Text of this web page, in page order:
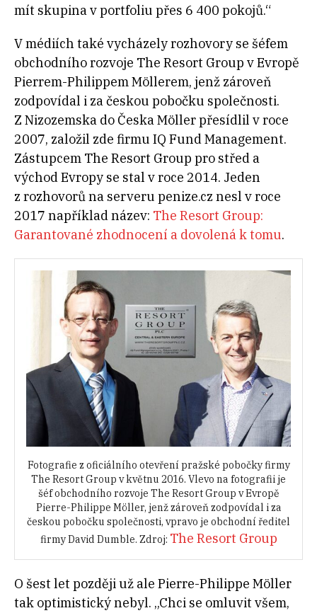
mít skupina v portfoliu přes 6 400 pokojů.“
V médiích také vycházely rozhovory se šéfem
obchodního rozvoje The Resort Group v Evropě
Pierrem-Philippem Möllerem, jenž zároveň
zodpovídal i za českou pobočku společnosti.
Z Nizozemska do Česka Möller přesídlil v roce
2007, založil zde firmu IQ Fund Management.
Zástupcem The Resort Group pro střed a
východ Evropy se stal v roce 2014. Jeden
z rozhovorů na serveru penize.cz nesl v roce
2017 například název: The Resort Group:
Garantované zhodnocení a dovolená k tomu.
Fotografie z oficiálního otevření pražské pobočky firmy
The Resort Group v květnu 2016. Vlevo na fotografii je
šéf obchodního rozvoje The Resort Group v Evropě
Pierre-Philippe Möller, jenž zároveň zodpovídal i za
českou pobočku společnosti, vpravo je obchodní ředitel
firmy David Dumble. Zdroj: The Resort Group
O šest let později už ale Pierre-Philippe Möller
tak optimistický nebyl. „Chci se omluvit všem,